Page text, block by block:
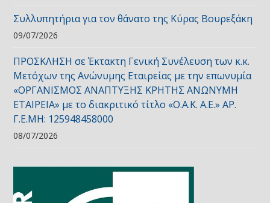
Συλλυπητήρια για τον θάνατο της Κύρας Βουρεξάκη
09/07/2026
ΠΡΟΣΚΛΗΣΗ σε Έκτακτη Γενική Συνέλευση των κ.κ.
Μετόχων της Ανώνυμης Εταιρείας με την επωνυμία
«ΟΡΓΑΝΙΣΜΟΣ ΑΝΑΠΤΥΞΗΣ ΚΡΗΤΗΣ ΑΝΩΝΥΜΗ
ΕΤΑΙΡΕΙΑ» με το διακριτικό τίτλο «Ο.Α.Κ. Α.Ε.» ΑΡ.
Γ.Ε.ΜΗ: 125948458000
08/07/2026